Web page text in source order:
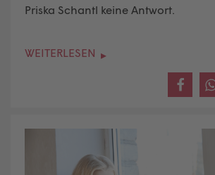
Priska Schantl keine Antwort.
WEITERLESEN